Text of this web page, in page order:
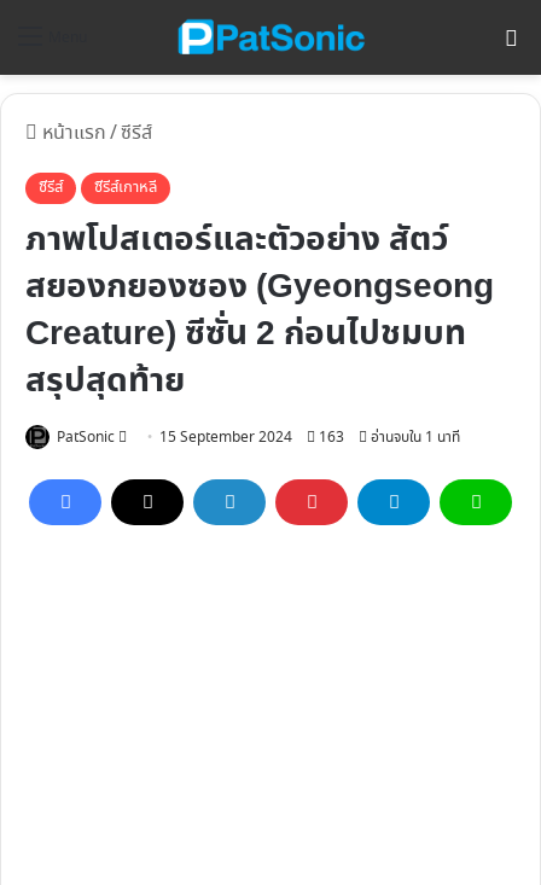
หน้าแรก/ซีรีส์
ซีรีส์ ซีรีส์เกาหลี
ภาพโปสเตอร์และตัวอย่าง สัตว์
สยองกยองซอง (Gyeongseong
Creature) ซีซั่น 2 ก่อนไปชมบท
สรุปสุดท้าย
PatSonic
Follow15 September 2024 163 อ่านจบใน 1 นาที